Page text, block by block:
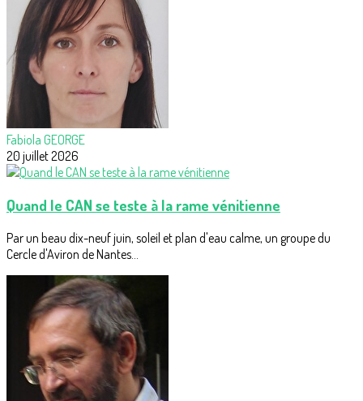
Fabiola GEORGE
20 juillet 2026
Quand le CAN se teste à la rame vénitienne
Par un beau dix-neuf juin, soleil et plan d'eau calme, un groupe du
Cercle d'Aviron de Nantes...